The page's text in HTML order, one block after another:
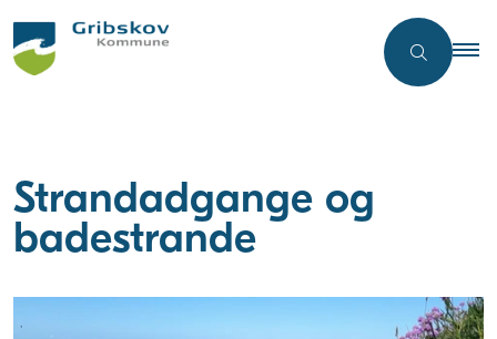
Strandadgange og
badestrande